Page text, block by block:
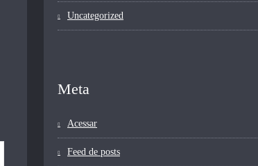
Uncategorized
Meta
Acessar
Feed de posts